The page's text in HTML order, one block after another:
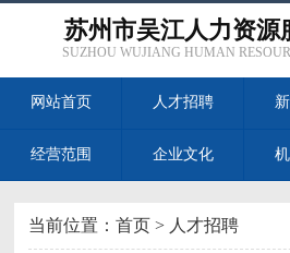
苏州市吴江人力资源
SUZHOU WUJIANG HUMAN
网站首页 人才招聘
经营范围 企业文化
当前位置：首页 > 人才招聘